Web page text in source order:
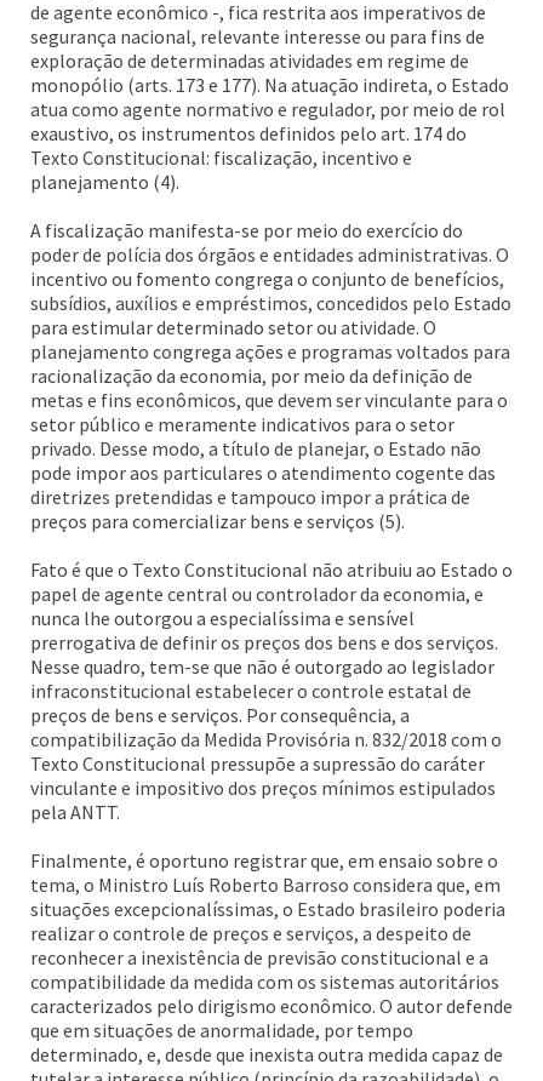
de agente econômico -, fica restrita aos imperativos de
segurança nacional, relevante interesse ou para fins de
exploração de determinadas atividades em regime de
monopólio (arts. 173 e 177). Na atuação indireta, o Estado
atua como agente normativo e regulador, por meio de rol
exaustivo, os instrumentos definidos pelo art. 174 do
Texto Constitucional: fiscalização, incentivo e
planejamento (4).
A fiscalização manifesta-se por meio do exercício do
poder de polícia dos órgãos e entidades administrativas. O
incentivo ou fomento congrega o conjunto de benefícios,
subsídios, auxílios e empréstimos, concedidos pelo Estado
para estimular determinado setor ou atividade. O
planejamento congrega ações e programas voltados para
racionalização da economia, por meio da definição de
metas e fins econômicos, que devem ser vinculante para o
setor público e meramente indicativos para o setor
privado. Desse modo, a título de planejar, o Estado não
pode impor aos particulares o atendimento cogente das
diretrizes pretendidas e tampouco impor a prática de
preços para comercializar bens e serviços (5).
Fato é que o Texto Constitucional não atribuiu ao Estado o
papel de agente central ou controlador da economia, e
nunca lhe outorgou a especialíssima e sensível
prerrogativa de definir os preços dos bens e dos serviços.
Nesse quadro, tem-se que não é outorgado ao legislador
infraconstitucional estabelecer o controle estatal de
preços de bens e serviços. Por consequência, a
compatibilização da Medida Provisória n. 832/2018 com o
Texto Constitucional pressupõe a supressão do caráter
vinculante e impositivo dos preços mínimos estipulados
pela ANTT.
Finalmente, é oportuno registrar que, em ensaio sobre o
tema, o Ministro Luís Roberto Barroso considera que, em
situações excepcionalíssimas, o Estado brasileiro poderia
realizar o controle de preços e serviços, a despeito de
reconhecer a inexistência de previsão constitucional e a
compatibilidade da medida com os sistemas autoritários
caracterizados pelo dirigismo econômico. O autor defende
que em situações de anormalidade, por tempo
determinado, e, desde que inexista outra medida capaz de